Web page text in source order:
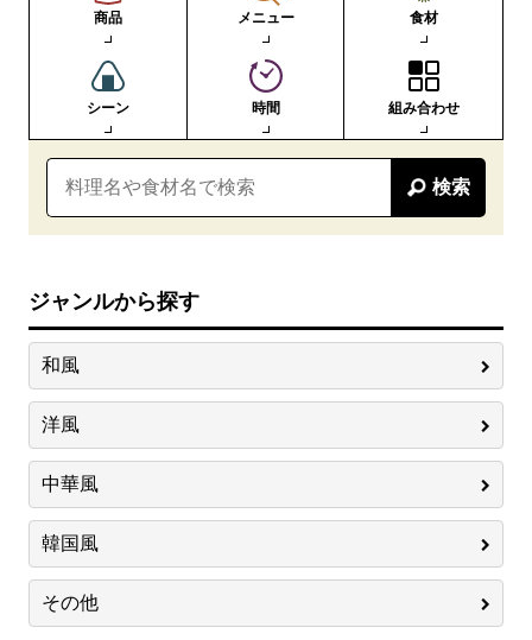
商品 メニュー 食材
シーン 時間 組み合わせ
検索
ジャンルから探す
和風
洋風
中華風
韓国風
その他